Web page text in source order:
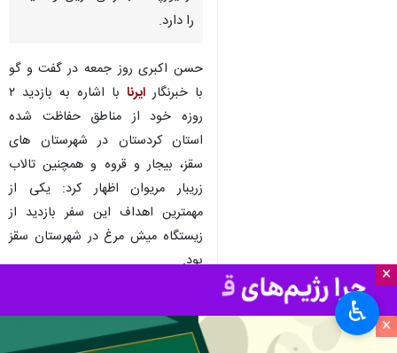
×
×
را دارد.
حسن اکبری روز جمعه در گفت و گو
با خبرنگار ایرنا
با اشاره به بازدید ۲
روزه خود از مناطق حفاظت شده
استان کردستان در شهرستان های
سقز، بیجار و قروه و همچنین تالاب
زریبار مریوان اظهار کرد: یکی از
مهمترین اهداف این سفر بازدید از
زیستگاه میش مرغ در شهرستان سقز
بود.
موجود در کشور ۲۰ قطعه است، افزود:
بسیار نگران این گونه هستیم هرچند
♿︎